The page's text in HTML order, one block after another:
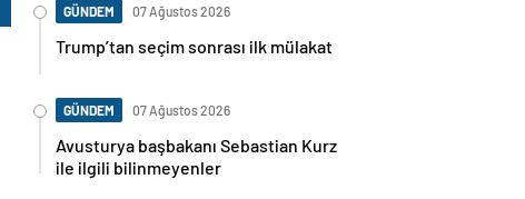
GÜNDEM 07 Ağustos 2026
Trump’tan seçim sonrası ilk mülakat
GÜNDEM 07 Ağustos 2026
Avusturya başbakanı Sebastian Kurz
ile ilgili bilinmeyenler